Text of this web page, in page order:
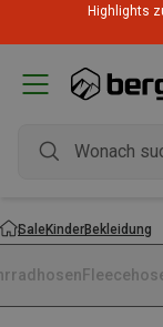
Highlights
SaleKinderBekleidung